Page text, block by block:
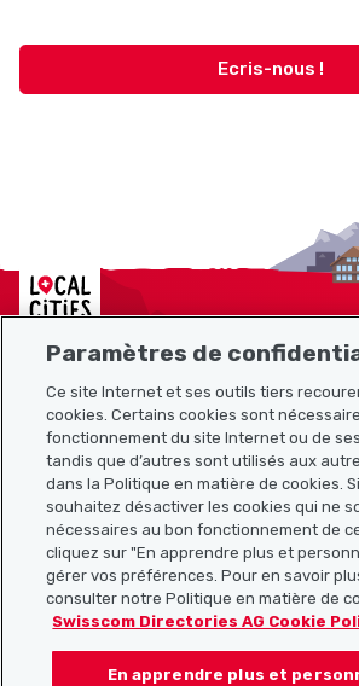
Ecris-nous !
Localcities
Plan du site
Liens utiles
Télécharger l’application Localcities
Paramètres de
Ce site Internet et ses outils tiers
cookies. Certains cookies sont
fonctionnement du site Internet ou de
tandis que d’autres sont utilisés aux
dans la Politique en matière de cookies.
souhaitez désactiver les cookies qui ne
nécessaires au bon fonctionnement de
cliquez sur "En apprendre plus et
gérer vos préférences. Pour en savoir
consulter notre Politique en matière de
Swisscom Directories AG Cookie
En apprendre plus et